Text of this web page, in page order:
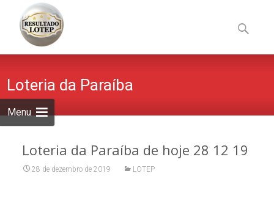
Menu
to
content
por:
Loteria da Paraíba
Loteria da Paraíba de hoje 28 12 19
28 de dezembro de 2019 LOTEP